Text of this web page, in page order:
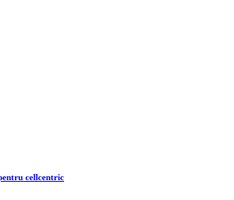
cellcentric